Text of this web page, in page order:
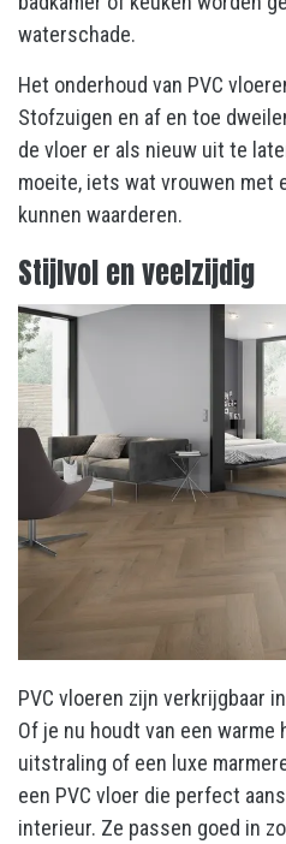
waterschade.
Het onderhoud van PVC
Stofzuigen en af en toe
de vloer er als nieuw uit te
moeite, iets wat vrouwen met
kunnen waarderen.
Stijlvol en veelzijdig
PVC vloeren zijn verkrijgbaar
Of je nu houdt van een
uitstraling of een luxe
een PVC vloer die perfect
interieur. Ze passen goed in